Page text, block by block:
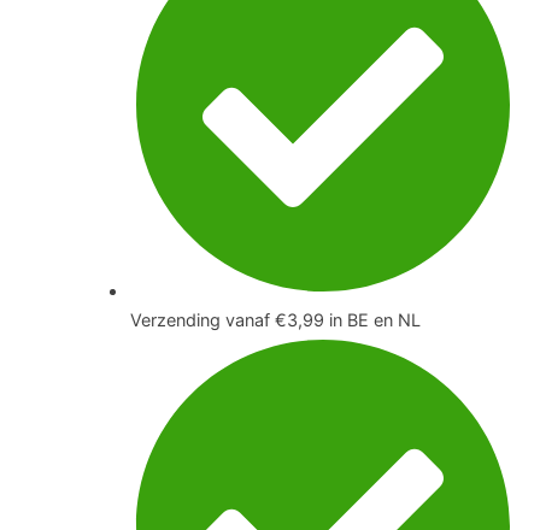
Verzending vanaf €3,99 in BE en NL